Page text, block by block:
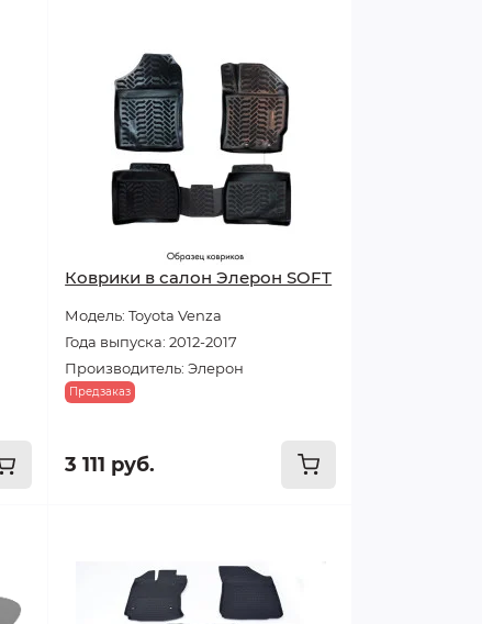
Коврики в салон Элерон SOFT
Модель: Toyota Venza
Года выпуска: 2012-2017
Производитель: Элерон
Предзаказ
3 111 руб.